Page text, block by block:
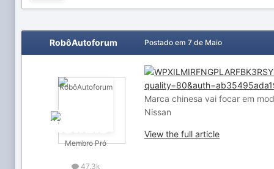
RobôAutoforum
Membro Pró
47.3k
Postado em 7 de Maio
Marca chinesa vai focar em
Nissan
View the full article